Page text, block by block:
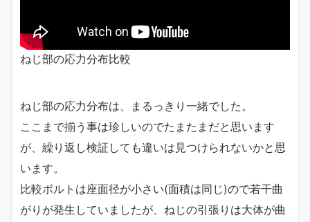
ねじ部の応力分布比較
ねじ部の応力分布は、まるっきり一緒でした。
ここまで揃う事は珍しいのでたまたまだと思います
が、繰り返し検証しても違いは見つけられないかと思
います。
比較ボルトは座面径が小さい(面積は同じ)ので若干曲
がりが発生していましたが、ねじの引張りは大体が曲